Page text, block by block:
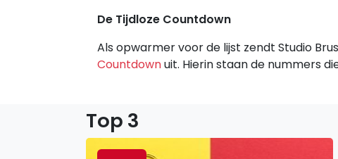
De Tijdloze Countdown
Als opwarmer voor de lijst zendt Studio
Countdownuit. Hierin staan de nummers
Top 3